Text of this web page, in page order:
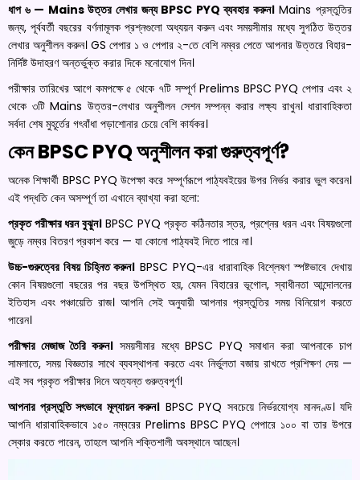
ধাপ ৬ — Mains উত্তর লেখার জন্য BPSC PYQ ব্যবহার করুন।Mains প্রস্তুতির
জন্য, পূর্ববর্তী বছরের বর্ণনামূলক প্রশ্নগুলো অধ্যয়ন করুন এবং সময়সীমার মধ্যে সুগঠিত উত্তর
লেখার অনুশীলন করুন। GS পেপার ১ ও পেপার ২-তে বেশি নম্বর পেতে আপনার উত্তরে বিহার-
নির্দিষ্ট উদাহরণ অন্তর্ভুক্ত করার দিকে মনোযোগ দিন।
পরীক্ষার তারিখের আগে কমপক্ষে ৫ থেকে ৭টি সম্পূর্ণ Prelims BPSC PYQ পেপার এবং ২
থেকে ৩টি Mains উত্তর-লেখার অনুশীলন সেশন সম্পন্ন করার লক্ষ্য রাখুন। ধারাবাহিকতা
সর্বদা শেষ মুহূর্তের গৎবাঁধা পড়াশোনার চেয়ে বেশি কার্যকর।
কেন BPSC PYQ অনুশীলন করা গুরুত্বপূর্ণ?
অনেক শিক্ষার্থী BPSC PYQ উপেক্ষা করে সম্পূর্ণরূপে পাঠ্যবইয়ের উপর নির্ভর করার ভুল করেন।
এই পদ্ধতি কেন অসম্পূর্ণ তা এখানে ব্যাখ্যা করা হলো:
প্রকৃত পরীক্ষার ধরন বুঝুন।BPSC PYQ প্রকৃত কঠিনতার স্তর, প্রশ্নের ধরন এবং বিষয়গুলো
জুড়ে নম্বর বিতরণ প্রকাশ করে — যা কোনো পাঠ্যবই দিতে পারে না।
উচ্চ-গুরুত্বের বিষয় চিহ্নিত করুন। BPSC PYQ-এর ধারাবাহিক বিশ্লেষণ স্পষ্টভাবে দেখায়
কোন বিষয়গুলো বছরের পর বছর উপস্থিত হয়, যেমন বিহারের ভূগোল, স্বাধীনতা আন্দোলনের
ইতিহাস এবং পঞ্চায়েতি রাজ। আপনি সেই অনুযায়ী আপনার প্রস্তুতির সময় বিনিয়োগ করতে
পারেন।
পরীক্ষার মেজাজ তৈরি করুন।সময়সীমার মধ্যে BPSC PYQ সমাধান করা আপনাকে চাপ
সামলাতে, সময় বিজ্ঞতার সাথে ব্যবস্থাপনা করতে এবং নির্ভুলতা বজায় রাখতে প্রশিক্ষণ দেয় —
এই সব প্রকৃত পরীক্ষার দিনে অত্যন্ত গুরুত্বপূর্ণ।
আপনার প্রস্তুতি সৎভাবে মূল্যায়ন করুন। BPSC PYQ সবচেয়ে নির্ভরযোগ্য মানদণ্ড। যদি
আপনি ধারাবাহিকভাবে ১৫০ নম্বরের Prelims BPSC PYQ পেপারে ১০০ বা তার উপরে
স্কোর করতে পারেন, তাহলে আপনি শক্তিশালী অবস্থানে আছেন।